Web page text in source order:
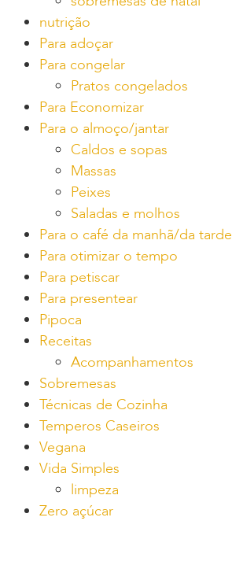
nutrição
Para adoçar
Para congelar
Pratos congelados
Para Economizar
Para o almoço/jantar
Caldos e sopas
Massas
Peixes
Saladas e molhos
Para o café da manhã/da tarde
Para otimizar o tempo
Para petiscar
Para presentear
Pipoca
Receitas
Acompanhamentos
Sobremesas
Técnicas de Cozinha
Temperos Caseiros
Vegana
Vida Simples
limpeza
Zero açúcar